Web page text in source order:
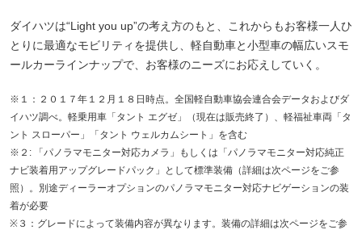
ダイハツは“Light you up”の考え方のもと、これからもお客様一人ひ
とりに最適なモビリティを提供し、軽自動車と小型車の幅広いスモ
ールカーラインナップで、お客様のニーズにお応えしていく。
※１：２０１７年１２月１８日時点。全国軽自動車協会連合会データおよびダ
イハツ調べ。軽乗用車「タント エグゼ」（現在は販売終了）、軽福祉車両「タ
ント スローパー」「タント ウェルカムシート」を含む
※２: 「パノラマモニター対応カメラ」もしくは「パノラマモニター対応純正
ナビ装着用アップグレードパック」として標準装備（詳細は次ページをご参
照）。別途ディーラーオプションのパノラマモニター対応ナビゲーションの装
着が必要
※３：グレードによって装備内容が異なります。装備の詳細は次ページをご参